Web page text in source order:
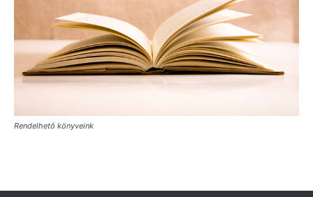
Rendelhető könyveink